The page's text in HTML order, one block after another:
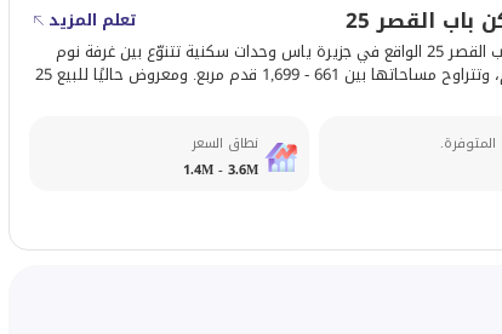
القصر 25
تعلم المزيد
يوفّر مساكن باب القصر 25 الواقع في جزيرة ياس وحدات سكنية تتنوّع بين غرفة نوم
إلى 4 غرف نوم، وتتراوح مساحاتها بين 661 - 1,699 قدم مربع. ومعروض حاليًا للبيع 25
المتوفرة.
نطاق السعر
1.4M - 3.6M